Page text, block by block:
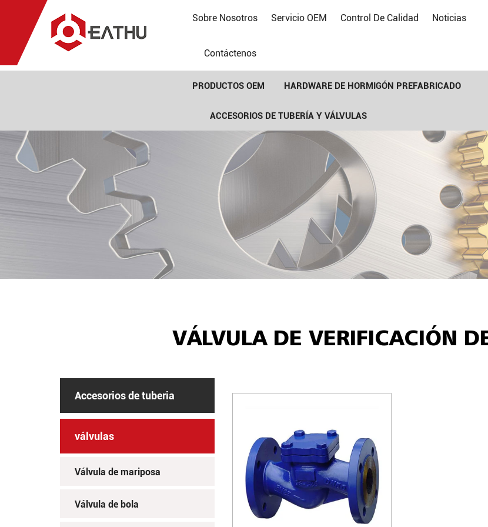
Sobre Nosotros Servicio OEM Control De Calidad Noticias
Contáctenos
PRODUCTOS OEM HARDWARE DE HORMIGÓN PREFABRICADO
ACCESORIOS DE TUBERÍA Y VÁLVULAS
VÁLVULA DE VERIFICACIÓN
Accesorios de tuberia
válvulas
Válvula de mariposa
Válvula de bola